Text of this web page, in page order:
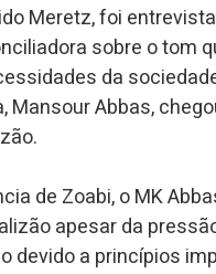
Meretz, foi
sobre o tom
da
Mansour Abbas,
de Zoabi, o MK
apesar da
devido a princípios